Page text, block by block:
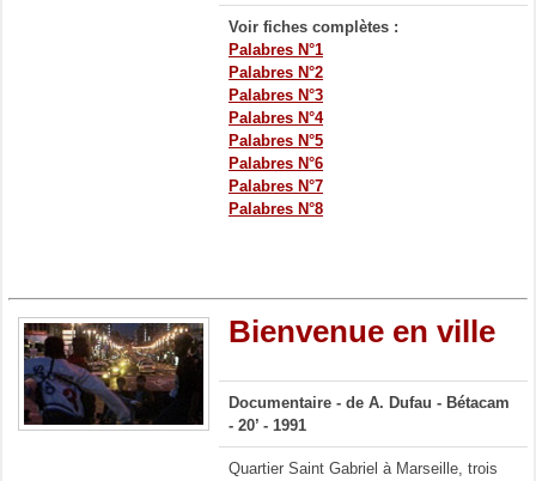
Voir fiches complètes :
Palabres N°1
Palabres N°2
Palabres N°3
Palabres N°4
Palabres N°5
Palabres N°6
Palabres N°7
Palabres N°8
Bienvenue en ville
Documentaire - de A. Dufau - Bétacam
- 20’ - 1991
Quartier Saint Gabriel à Marseille, trois